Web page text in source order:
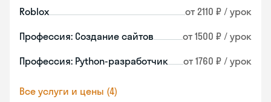
Roblox от 2110 ₽ / урок
Профессия: Создание сайтов от 1500 ₽ / урок
Профессия: Python-разработчик от 1760 ₽ / урок
Все услуги и цены (4)